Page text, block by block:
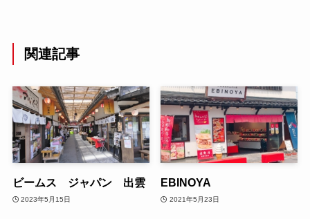
関連記事
ビームス ジャパン 出雲
2023年5月15日
EBINOYA
2021年5月23日